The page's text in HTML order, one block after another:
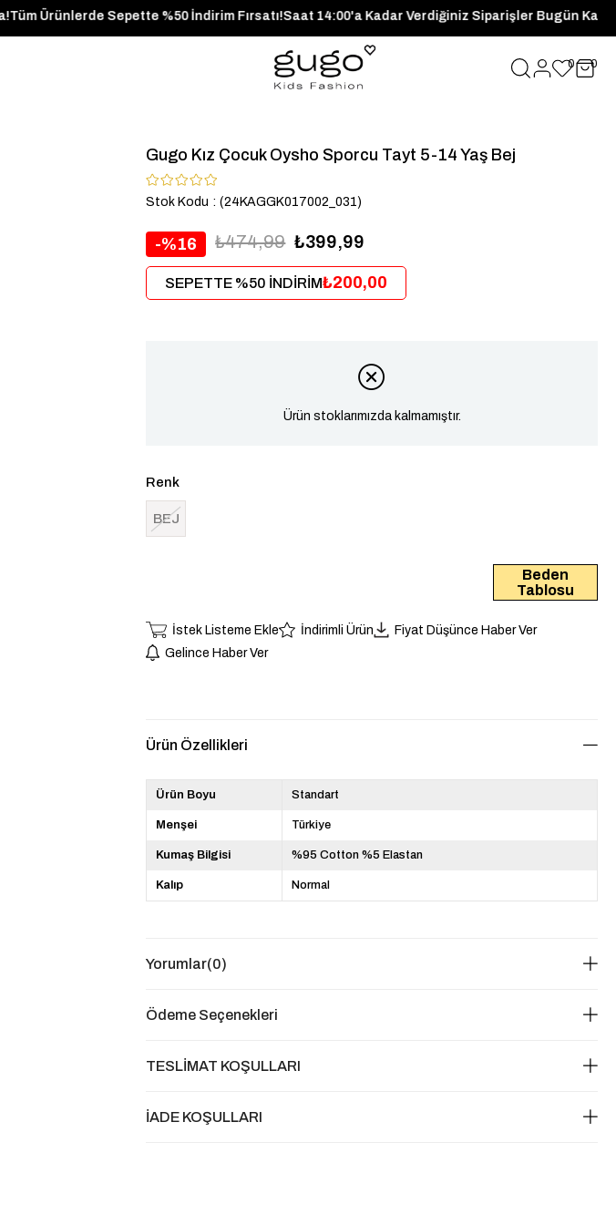
Kaçırma!Tüm Ürünlerde Sepette %50 İndirim Fırsatı!Saat 14:00'a Kadar Verdiğiniz Siparişler
0 0
Gugo Kız Çocuk Oysho Sporcu Tayt 5-14 Yaş Bej
Stok Kodu (24KAGGK017002_031)
16 ₺474,99 ₺399,99
SEPETTE %50 İNDİRİM₺200,00
Ürün stoklarımızda kalmamıştır.
Renk
BEJ
Beden
Tablosu
İstek Listeme Ekle İndirimli Ürün
Fiyat Düşünce Haber Ver
Gelince Haber Ver
Ürün Özellikleri
Ürün Boyu Standart
Menşei Türkiye
Kumaş Bilgisi %95 Cotton %5 Elastan
Kalıp Normal
Yorumlar(0)
Ödeme Seçenekleri
TESLİMAT KOŞULLARI
İADE KOŞULLARI